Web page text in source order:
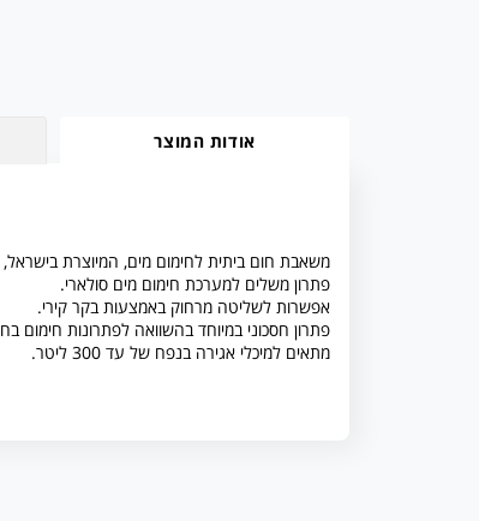
אודות המוצר
משאבת חום ביתית לחימום מים, המיוצרת
פתרון משלים למערכת חימום מים סולארי.
אפשרות לשליטה מרחוק באמצעות בקר קירי.
פתרון חסכוני במיוחד בהשוואה לפתרונות חימום
מתאים למיכלי אגירה בנפח של עד 300 ליטר.